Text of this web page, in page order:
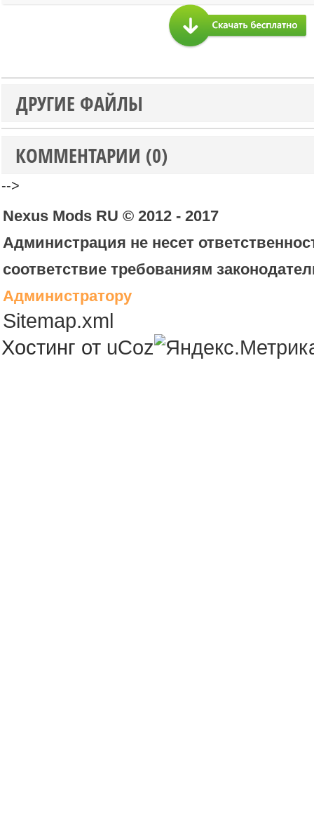
ДРУГИЕ ФАЙЛЫ
КОММЕНТАРИИ (0)
-->
Nexus Mods RU © 2012 - 2017
Администрация не несет
соответствие требованиям
Администратору
Sitemap.xml
Хостинг от uCoz